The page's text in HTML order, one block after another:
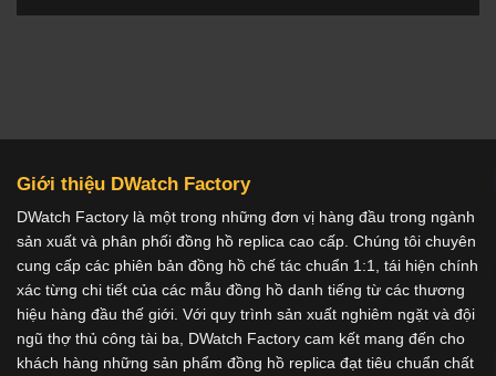
Giới thiệu DWatch Factory
DWatch Factory là một trong những đơn vị hàng đầu trong ngành
sản xuất và phân phối đồng hồ replica cao cấp. Chúng tôi chuyên
cung cấp các phiên bản đồng hồ chế tác chuẩn 1:1, tái hiện chính
xác từng chi tiết của các mẫu đồng hồ danh tiếng từ các thương
hiệu hàng đầu thế giới. Với quy trình sản xuất nghiêm ngặt và đội
ngũ thợ thủ công tài ba, DWatch Factory cam kết mang đến cho
khách hàng những sản phẩm đồng hồ replica đạt tiêu chuẩn chất